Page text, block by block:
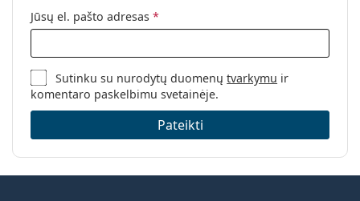
Jūsų el. pašto adresas *
Sutinku su nurodytų duomenųtvarkymu ir
komentaro paskelbimu svetainėje.
Pateikti